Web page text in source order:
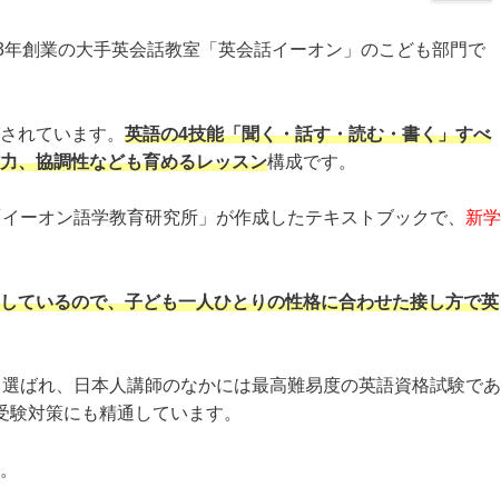
創業の大手英会話教室「英会話イーオン」のこども部門で
れています。 英語の4技能「聞く・話す・読む・書く」すべ
、協調性なども育めるレッスン構成です。
ーオン語学教育研究所」が作成したテキストブックで、 新学
ているので、子ども一人ひとりの性格に合わせた接し方で英
ばれ、日本人講師のなかには最高難易度の英語資格試験であ
対策にも精通しています。